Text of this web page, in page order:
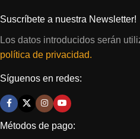
Suscríbete a nuestra Newsletter!
Los datos introducidos serán
política de privacidad.
Síguenos en redes:
Métodos de pago: